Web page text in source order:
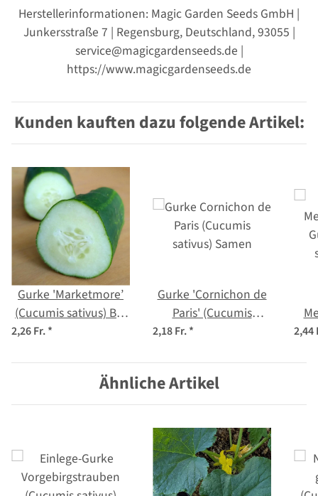
Herstellerinformationen: Magic Garden Seeds GmbH |
Junkersstraße 7 | Regensburg, Deutschland, 93055 |
service@magicgardenseeds.de |
https://www.magicgardenseeds.de
Kunden kauften dazu folgende Artikel:
Gurke 'Marketmore’
(Cucumis sativus) Bio
Saatgut
2,26 Fr.*
Gurke 'Cornichon de
Paris' (Cucumis
sativus) Samen
2,18 Fr.* 2,44
Ähnliche Artikel